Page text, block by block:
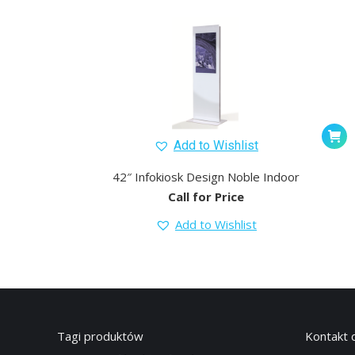
Add to Wishlist
42″ Infokiosk Design Noble Indoor
Call for Price
Add to Wishlist
Tagi produktów Kontakt